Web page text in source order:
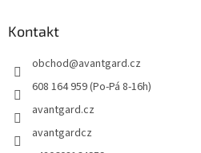
Kontakt
obchod@avantgard.cz
608 164 959 (Po-Pá 8-16h)
avantgard.cz
avantgardcz